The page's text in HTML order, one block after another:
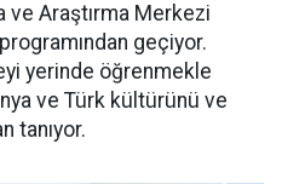
ve Araştırma Merkezi
geçiyor.
yerinde öğrenmekle
ve Türk kültürünü ve
tanıyor.